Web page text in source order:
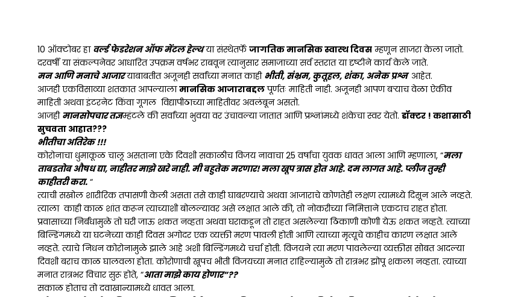
10 ऑक्टोबर हा वर्ल्ड फेडरेशन ऑफ मेंटल हेल्थया संस्थेतर्फेजागतिक मानसिक स्वास्थ दिवस म्हणून साजरा केला जातो.
दरवर्षी या संकल्पनेवर आधारित उपक्रम वर्षभर राबवून त्यानुसार समाजाच्या सर्व स्तरात या दृष्टीने कार्य केले जाते.
मन आणि मनाचे आजारयाबाबतीत अजूनही सर्वांच्या मनात काही भीती, संभ्रम, कुतूहल, शंका, अनेक प्रश्न आहेत.
आजही एकविसाव्या शतकात आपल्यालामानसिक आजाराबद्दलपूर्णतः माहिती नाही. अजूनही आपण बऱ्याच वेळा ऐकीव
माहिती अथवा इंटरनेट किंवा गूगल विद्यापीठाच्या माहितीवर अवलंबून असतो.
आजही मानसोपचार तज्ञम्हंटले की सर्वांच्या भुवया वर उंचावल्या जातात आणि प्रश्नांमध्ये शंकेचा स्वर येतो. डॉक्टर ! कशासाठी
सुचवता आहात???
भीतीचा अतिरेक !!!
कोरोनाचा धुमाकूळ चालू असताना एके दिवशी सकाळीच विजय नावाचा 25 वर्षाचा युवक धावत आला आणि म्हणाला, “मला
ताबडतोब औषध द्या, नाहीतर माझे खरे नाही. मी बहुतेक मरणार! मला खूप त्रास होत आहे. दम लागत आहे. प्लीज तुम्ही
काहीतरी करा. “
त्याची सखोल शारीरिक तपासणी केली असता तसे काही घाबरण्याचे अथवा आजाराचे कोणतेही लक्षण त्यामध्ये दिसून आले नव्हते.
त्याला काही काळ शांत करून त्याच्याशी बोलल्यावर असे लक्षात आले की, तो नोकरीच्या निमित्ताने एकटाच राहत होता.
प्रवासाच्या निर्बंधामुळे तो घरी जाऊ शकत नव्हता अथवा घराकडून तो राहत असलेल्या ठिकाणी कोणी येऊ शकत नव्हते. त्याच्या
बिल्डिंगमध्ये या घटनेच्या काही दिवस अगोदर एक व्यक्ती मरण पावली होती आणि त्याच्या मृत्यूचे काहीच कारण लक्षात आले
नव्हते. त्याचे निधन कोरोनामुळे झाले आहे अशी बिल्डिंगमध्ये चर्चा होती. विजयने त्या मरण पावलेल्या व्यक्तीस सोबत आदल्या
दिवशी बराच काळ घालवला होता. कोरोणाची खूपच भीती विजयच्या मनात राहिल्यामुळे तो रात्रभर झोपू शकला नव्हता. त्याच्या
मनात रात्रभर विचार सुरू होते, “आता माझे काय होणार”??
सकाळ होताच तो दवाखान्यामध्ये धावत आला.